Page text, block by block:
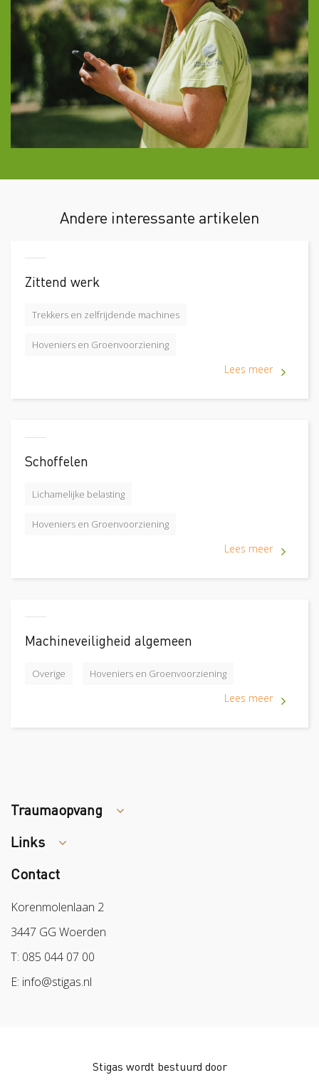
Andere interessante artikelen
Zittend werk
Trekkers en zelfrijdende machines
Hoveniers en Groenvoorziening
Lees meer
Schoffelen
Lichamelijke belasting
Hoveniers en Groenvoorziening
Lees meer
Machineveiligheid algemeen
Overige Hoveniers en Groenvoorziening
Lees meer
Traumaopvang
Tips arbocatalogus?
Links
Colland
Sazas
BPL
Arbeidsmarkt
Contact
Korenmolenlaan 2
3447 GG Woerden
T: 085 044 07 00
E: info@stigas.nl
Stigas wordt bestuurd door